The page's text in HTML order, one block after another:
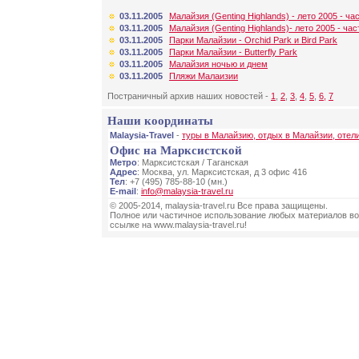
03.11.2005
Малайзия (Genting Highlands) - лето 2005 -
03.11.2005
Малайзия (Genting Highlands)- лето 2005 -
03.11.2005
Парки Малайзии - Orchid Park и Bird Park
03.11.2005
Парки Малайзии - Butterfly Park
03.11.2005
Малайзия ночью и днем
03.11.2005
Пляжи Малаизии
Постраничный архив наших новостей - 1 2 3 4 5 6, 7
Наши координаты
Malaysia-Travel - туры в Малайзию, отдых в Малайзии,
Офис на Марксистской
Метро: Марксистская / Таганская
Адрес: Москва, ул. Марксистская, д 3 офис 416
Тел: +7 (495) 785-88-10 (мн.)
E-mail: info@malaysia-travel.ru
© 2005-2014, malaysia-travel.ru Все права защищены.
Полное или частичное использование любых материалов
ссылке на www.malaysia-travel.ru!